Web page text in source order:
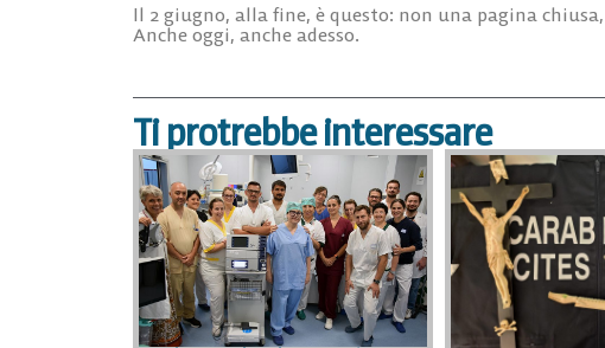
Il 2 giugno, alla fine, è questo: non una pagina
Anche oggi, anche adesso.
Ti protrebbe interessare